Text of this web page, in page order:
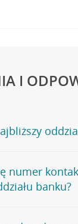
I
naszego banku,
, na której
numer
banku?
nie udostępnia